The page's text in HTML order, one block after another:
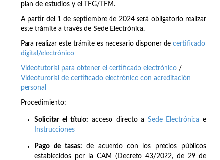
plan de estudios y el TFG/TFM.
A partir del 1 de septiembre de 2024 será obligatorio realizar
este trámite a través de Sede Electrónica.
Para realizar este trámite es necesario disponer de certificado
digital/electrónico
Videotutorial para obtener el certificado electrónico /
Videoturorial de certificado electrónico con acreditación
personal
Procedimiento:
Solicitar el título: acceso directo a Sede Electrónica e
Instrucciones
Pago de tasas: de acuerdo con los precios públicos
establecidos por la CAM (Decreto 43/2022, de 29 de